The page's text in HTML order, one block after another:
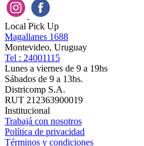
Local Pick Up
Magallanes 1688
Montevideo, Uruguay
Tel : 24001115
Lunes a viernes de 9 a 19hs
Sábados de 9 a 13hs.
Districomp S.A.
RUT 212363900019
Institucional
Trabajá con nosotros
Política de privacidad
Términos y condiciones